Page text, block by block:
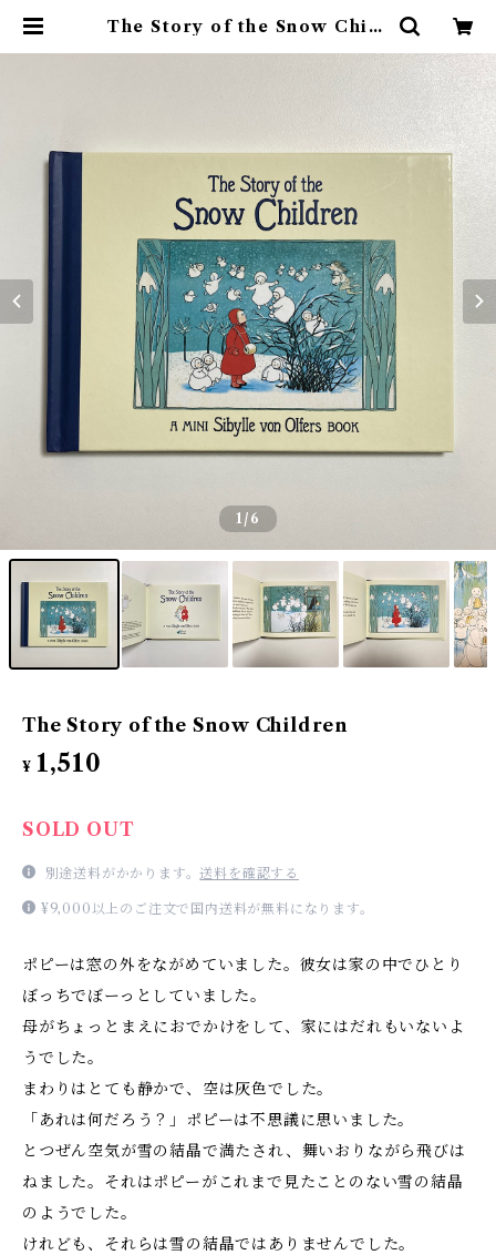
The Story of the Snow Child
1/6
The Story of the Snow Children
¥ 1,510
SOLD OUT
別途送料がかかります。送料を確認する
¥9,000以上のご注文で国内送料が無料になります。
ポピーは窓の外をながめていました。彼女は家の中でひとり
ぼっちでぼーっとしていました。
母がちょっとまえにおでかけをして、家にはだれもいないよ
うでした。
まわりはとても静かで、空は灰色でした。
「あれは何だろう？」ポピーは不思議に思いました。
とつぜん空気が雪の結晶で満たされ、舞いおりながら飛びは
ねました。それはポピーがこれまで見たことのない雪の結晶
のようでした。
けれども、それらは雪の結晶ではありませんでした。